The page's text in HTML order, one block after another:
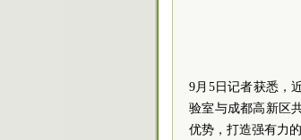
9月5日记者获悉，
验室与成都高新区
优势，打造强有力